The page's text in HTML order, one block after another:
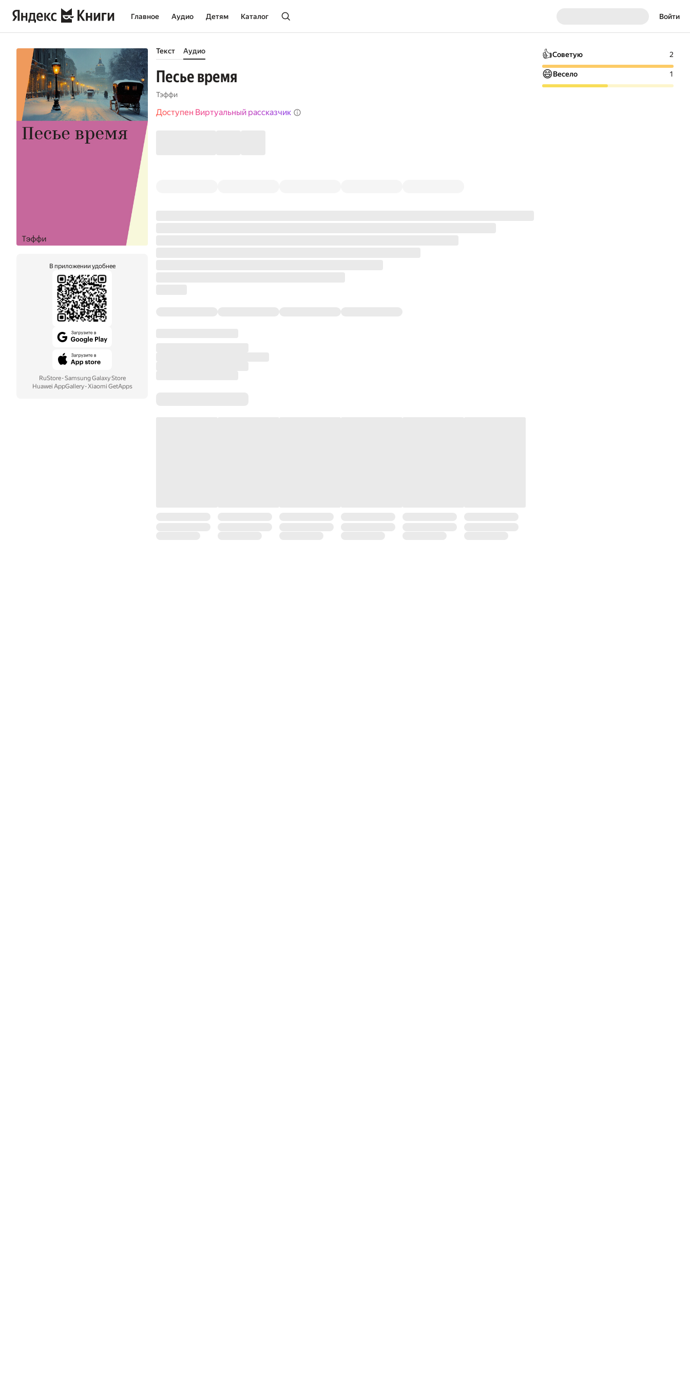
Главное Аудио Детям Каталог Войти
В приложении удобнее
RuStore· Samsung Galaxy Store
Huawei AppGallery· Xiaomi GetApps
Текст Аудио
Песье время
Тэффи
Доступен Виртуальный рассказчик
👍Советую 2
😄Весело 1